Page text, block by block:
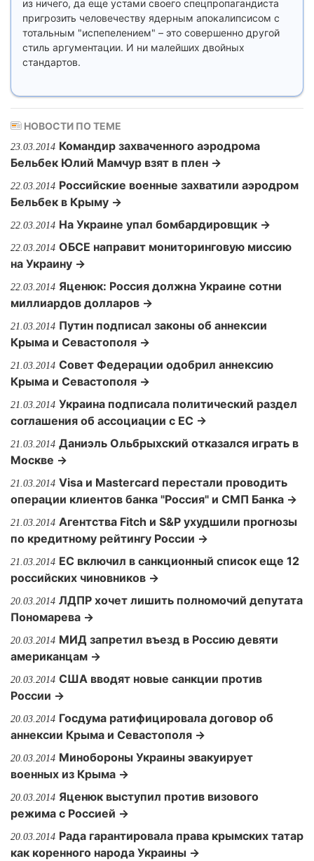
из ничего, да еще устами своего спецпропагандиста
пригрозить человечеству ядерным апокалипсисом с
тотальным "испепелением" – это совершенно другой
стиль аргументации. И ни малейших двойных
стандартов.
НОВОСТИ ПО ТЕМЕ
23.03.2014 Командир захваченного аэродрома
Бельбек Юлий Мамчур взят в плен →
22.03.2014 Российские военные захватили аэродром
Бельбек в Крыму →
22.03.2014 На Украине упал бомбардировщик →
22.03.2014 ОБСЕ направит мониторинговую миссию
на Украину →
22.03.2014 Яценюк: Россия должна Украине сотни
миллиардов долларов →
21.03.2014 Путин подписал законы об аннексии
Крыма и Севастополя →
21.03.2014 Совет Федерации одобрил аннексию
Крыма и Севастополя →
21.03.2014 Украина подписала политический раздел
соглашения об ассоциации с ЕС →
21.03.2014 Даниэль Ольбрыхский отказался играть в
Москве →
21.03.2014 Visa и Mastercard перестали проводить
операции клиентов банка "Россия" и СМП Банка →
21.03.2014 Агентства Fitch и S&P ухудшили прогнозы
по кредитному рейтингу России →
21.03.2014 ЕС включил в санкционный список еще 12
российских чиновников →
20.03.2014 ЛДПР хочет лишить полномочий депутата
Пономарева →
20.03.2014 МИД запретил въезд в Россию девяти
американцам →
20.03.2014 США вводят новые санкции против
России →
20.03.2014 Госдума ратифицировала договор об
аннексии Крыма и Севастополя →
20.03.2014 Минобороны Украины эвакуирует
военных из Крыма →
20.03.2014 Яценюк выступил против визового
режима с Россией →
20.03.2014 Рада гарантировала права крымских татар
как коренного народа Украины →